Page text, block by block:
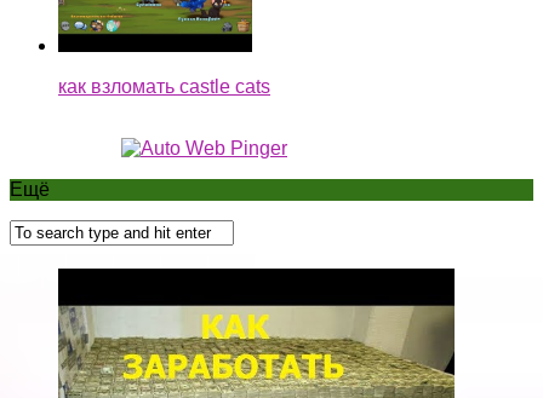
как взломать castle cats
Ещё